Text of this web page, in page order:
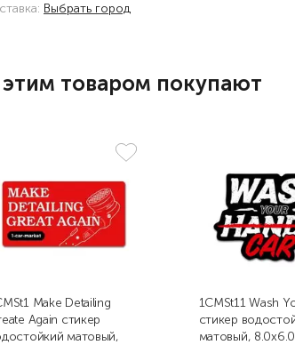
Выбрать город
товаром покупают
Make Detailing
Again стикер
матовый,
1CMSt11 Wash
стикер
матовый,